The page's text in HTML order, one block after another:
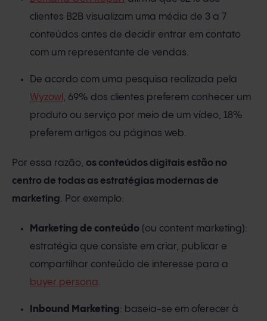
clientes B2B visualizam uma média de 3 a 7
conteúdos antes de decidir entrar em contato
com um representante de vendas.
De acordo com uma pesquisa realizada pela
Wyzowl , 69% dos clientes preferem conhecer um
produto ou serviço por meio de um vídeo, 18%
preferem artigos ou páginas web.
Por essa razão, os conteúdos digitais estão no
centro de todas as estratégias modernas de
marketing. Por exemplo:
Marketing de conteúdo (ou content marketing):
estratégia que consiste em criar, publicar e
compartilhar conteúdo de interesse para a
buyer persona.
Inbound Marketing: baseia-se em oferecer à